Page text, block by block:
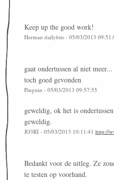
Keep up the good work!
Herman dailybits - 05/03/2013
gaat ondertussen al niet meer...
toch goed gevonden
Pinguin - 05/03/2013 09:57:55
geweldig, ok het is
geweldig.
JO3RI - 05/03/2013 10:11:41 http://
Bedankt voor de uitleg. Ze
te testen op voorhand.